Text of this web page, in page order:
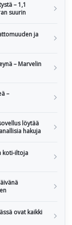
– 1,1
suurin
ja
– Marvelin
–
löytää
hakuja
koti-iltoja
ovat kaikki